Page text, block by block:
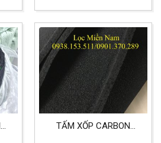
LỌC KHÍ CÔNG NGHIỆP
TẤM XỐP CARBON